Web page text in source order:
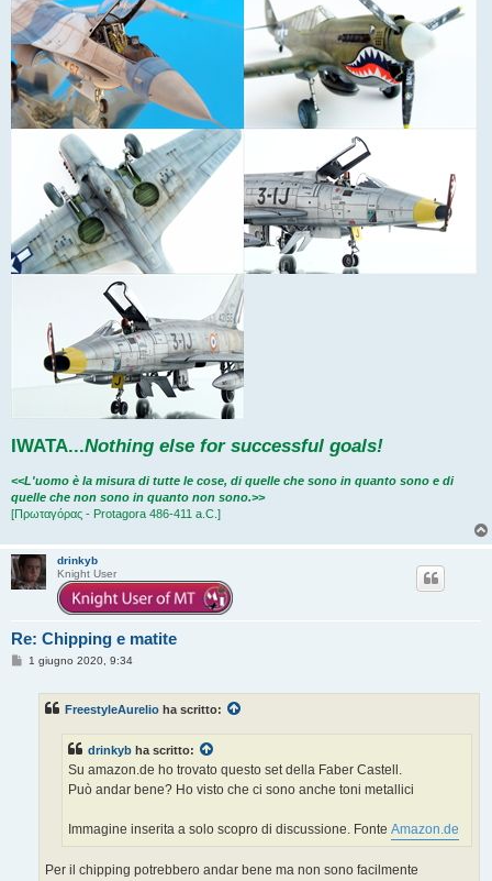
IWATA...Nothing else for successful goals!
<<L'uomo è la misura di tutte le cose, di quelle che sono in quanto sono e di
quelle che non sono in quanto non sono.>>
[Πρωταγόρας - Protagora 486-411 a.C.]
drinkyb
Knight User
Re: Chipping e matite
M1 giugno 2020, 9:34
FreestyleAurelio ha scritto:
drinkyb ha scritto:
Su amazon.de ho trovato questo set della Faber Castell.
Può andar bene? Ho visto che ci sono anche toni metallici
Immagine inserita a solo scopro di discussione. Fonte Amazon.de
Per il chipping potrebbero andar bene ma non sono facilmente